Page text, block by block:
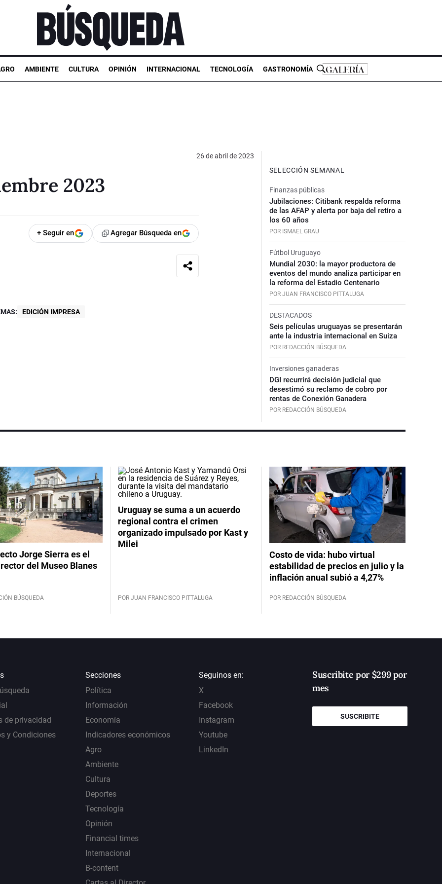
AMBIENTE CULTURA OPINIÓN INTERNACIONAL TECNOLOGÍA GASTRONOMÍA
26 de abril de 2023
2023
+ Seguir en Agregar Búsqueda en
EDICIÓN IMPRESA
SELECCIÓN SEMANAL
Finanzas públicas
Jubilaciones: Citibank respalda reforma
de las AFAP y alerta por baja del retiro a
los 60 años
POR ISMAEL GRAU
Fútbol Uruguayo
Mundial 2030: la mayor productora de
eventos del mundo analiza participar en
la reforma del Estadio Centenario
POR JUAN FRANCISCO PITTALUGA
DESTACADOS
Seis películas uruguayas se presentarán
ante la industria internacional en Suiza
POR REDACCIÓN BÚSQUEDA
Inversiones ganaderas
DGI recurrirá decisión judicial que
desestimó su reclamo de cobro por
rentas de Conexión Ganadera
POR REDACCIÓN BÚSQUEDA
Jorge Sierra es el
del Museo Blanes
BÚSQUEDA
Uruguay se suma a un acuerdo
regional contra el crimen
organizado impulsado por Kast y
Milei
POR JUAN FRANCISCO PITTALUGA
Costo de vida: hubo virtual
estabilidad de precios en julio y la
inflación anual subió a 4,27%
POR REDACCIÓN BÚSQUEDA
de privacidad
y Condiciones
Secciones
Política
Información
Economía
Indicadores económicos
Agro
Ambiente
Cultura
Deportes
Tecnología
Opinión
Financial times
Internacional
B-content
Seguinos en:
X
Facebook
Instagram
Youtube
LinkedIn
Suscribite por $299 por
mes
SUSCRIBITE